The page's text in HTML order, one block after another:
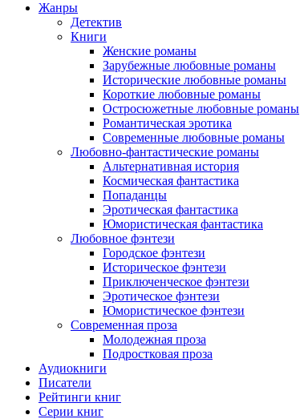
Жанры
Детектив
Книги
Женские романы
Зарубежные любовные романы
Исторические любовные романы
Короткие любовные романы
Остросюжетные любовные романы
Романтическая эротика
Современные любовные романы
Любовно-фантастические романы
Альтернативная история
Космическая фантастика
Попаданцы
Эротическая фантастика
Юмористическая фантастика
Любовное фэнтези
Городское фэнтези
Историческое фэнтези
Приключенческое фэнтези
Эротическое фэнтези
Юмористическое фэнтези
Современная проза
Молодежная проза
Подростковая проза
Аудиокниги
Писатели
Рейтинги книг
Серии книг